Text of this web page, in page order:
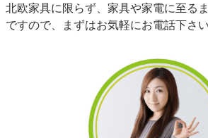
北欧家具に限らず、家具や家電に至る
ですので、まずはお気軽にお電話下さい